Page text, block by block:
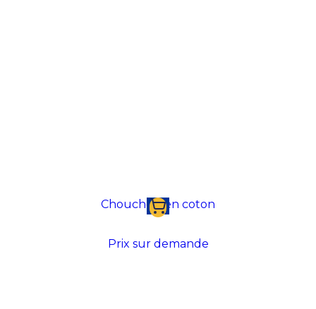
Chouchou en coton
Prix sur demande